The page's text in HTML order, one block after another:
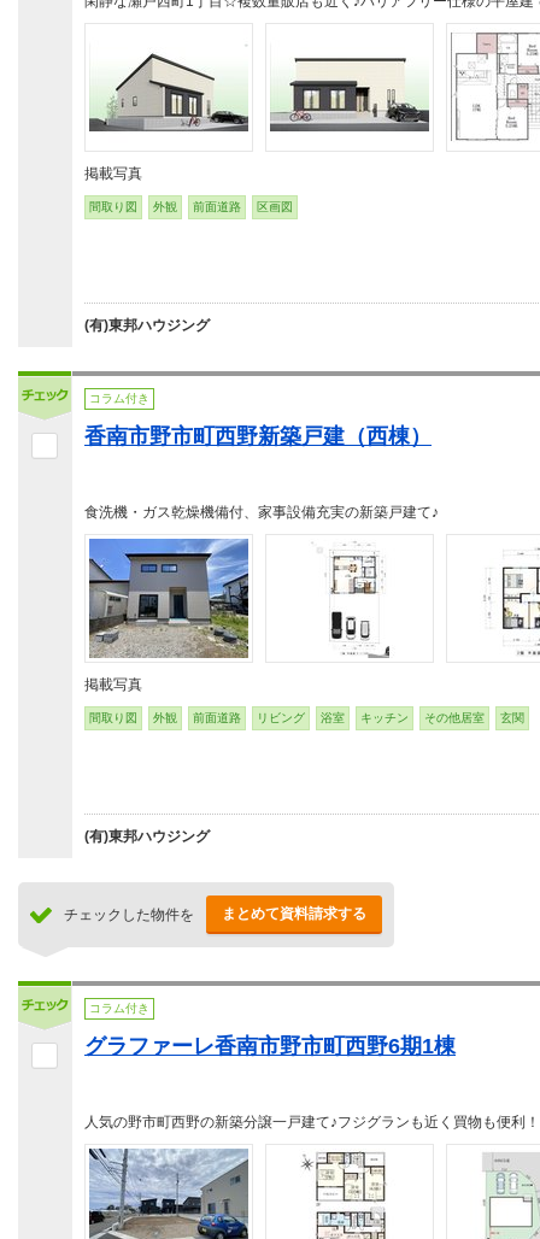
掲載写真
間取り図 外観 前面道路 区画図
(有)東邦ハウジング
コラム付き
香南市野市町西野新築戸建（西棟）
食洗機・ガス乾燥機備付、家事設備充実の新築戸建て♪
掲載写真
間取り図 外観 前面道路 リビング 浴室 キッチン その他居室 玄関
(有)東邦ハウジング
チェックした物件を まとめて資料請求する
コラム付き
グラファーレ香南市野市町西野6期1棟
人気の野市町西野の新築分譲一戸建て♪フジグランも近く買物も便利！